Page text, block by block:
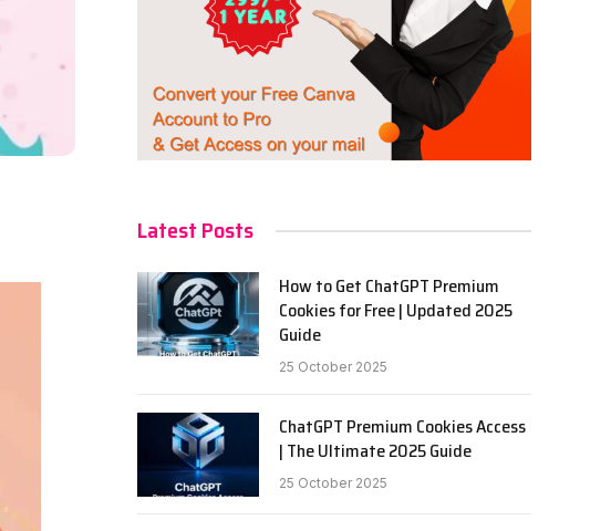
Latest Posts
How to Get ChatGPT Premium
Cookies for Free | Updated 2025
Guide
25 October 2025
ChatGPT Premium Cookies Access
| The Ultimate 2025 Guide
25 October 2025